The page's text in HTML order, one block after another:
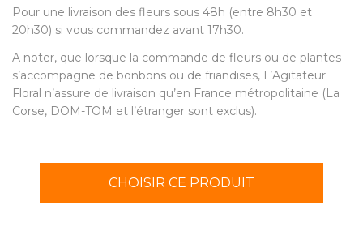
Pour une livraison des fleurs sous 48h (entre 8h30 et
20h30) si vous commandez avant 17h30.
A noter, que lorsque la commande de fleurs ou de plantes
s’accompagne de bonbons ou de friandises, L’Agitateur
Floral n’assure de livraison qu’en France métropolitaine (La
Corse, DOM-TOM et l’étranger sont exclus).
CHOISIR CE PRODUIT